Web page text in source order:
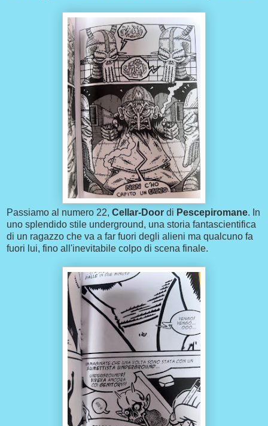
Passiamo al numero 22, Cellar-Door di Pescepiromane. In
uno splendido stile underground, una storia fantascientifica
di un ragazzo che va a far fuori degli alieni ma qualcuno fa
fuori lui, fino all'inevitabile colpo di scena finale.